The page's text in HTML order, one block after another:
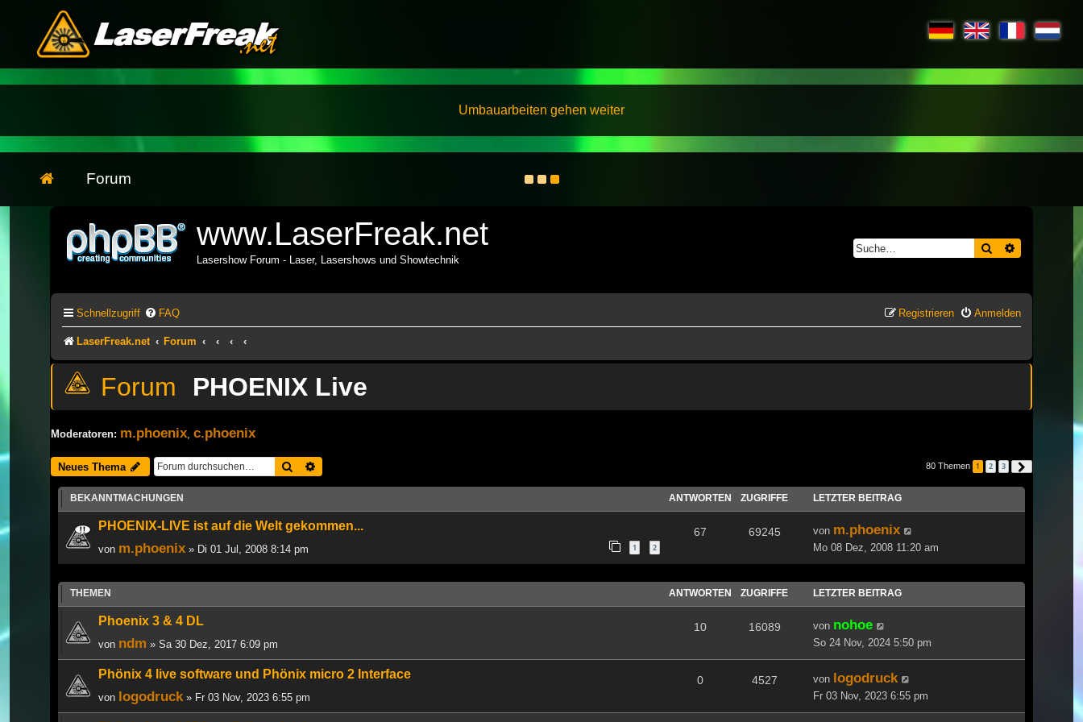
Umbauarbeiten gehen weiter
Forum
www.LaserFreak.net
Lasershow Forum - Laser, Lasershows und Showtechnik
Suche Erweiterte
Schnellzugriff FAQ Anmelden
Registrieren
LaserFreak.net Forum
PHOENIX Live
Moderatoren: m.phoenix c.phoenix
Neues Thema Suche 80 Themen 1 2 3
BEKANNTMACHUNGEN ANTWORTEN ZUGRIFFE LETZTER BEITRAG
PHOENIX-LIVE ist auf die Welt gekommen...
von m.phoenix » Di 01 Jul, 2008 8:14 pm 1 2
67 69245 von m.phoenix
Mo 08 Dez, 2008 11:20 am
THEMEN ANTWORTEN ZUGRIFFE LETZTER BEITRAG
Phoenix 3 & 4 DL
von ndm » Sa 30 Dez, 2017 6:09 pm
10 16089 von nohoe
So 24 Nov, 2024 5:50 pm
Phönix 4 live software und Phönix micro 2 Interface
von logodruck » Fr 03 Nov, 2023 6:55 pm
0 4527 von logodruck
Fr 03 Nov, 2023 6:55 pm